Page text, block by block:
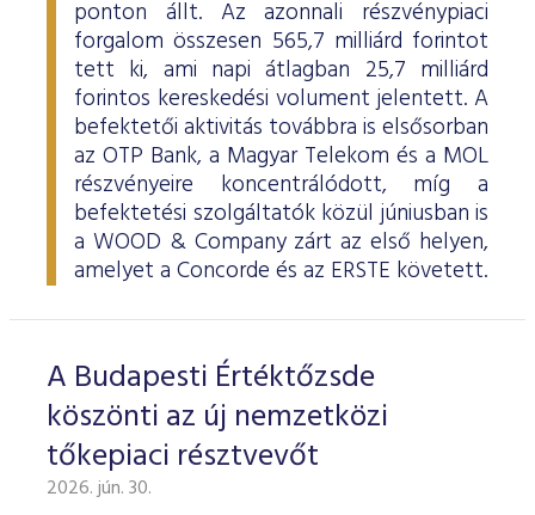
ponton állt. Az azonnali részvénypiaci
forgalom összesen 565,7 milliárd forintot
tett ki, ami napi átlagban 25,7 milliárd
forintos kereskedési volument jelentett. A
befektetői aktivitás továbbra is elsősorban
az OTP Bank, a Magyar Telekom és a MOL
részvényeire koncentrálódott, míg a
befektetési szolgáltatók közül júniusban is
a WOOD & Company zárt az első helyen,
amelyet a Concorde és az ERSTE követett.
A Budapesti Értéktőzsde
köszönti az új nemzetközi
tőkepiaci résztvevőt
2026. jún. 30.